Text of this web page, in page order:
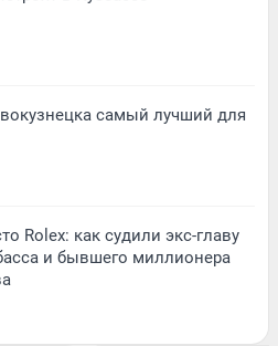
самый лучший для
Rolex: как судили экс-главу
и бывшего миллионера